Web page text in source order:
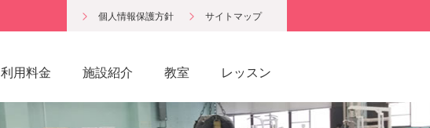
個人情報保護方針 サイトマップ
レッスン
教室
施設紹介
利用料金